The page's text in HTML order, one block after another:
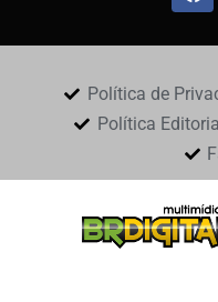
Política de
Política Editorial